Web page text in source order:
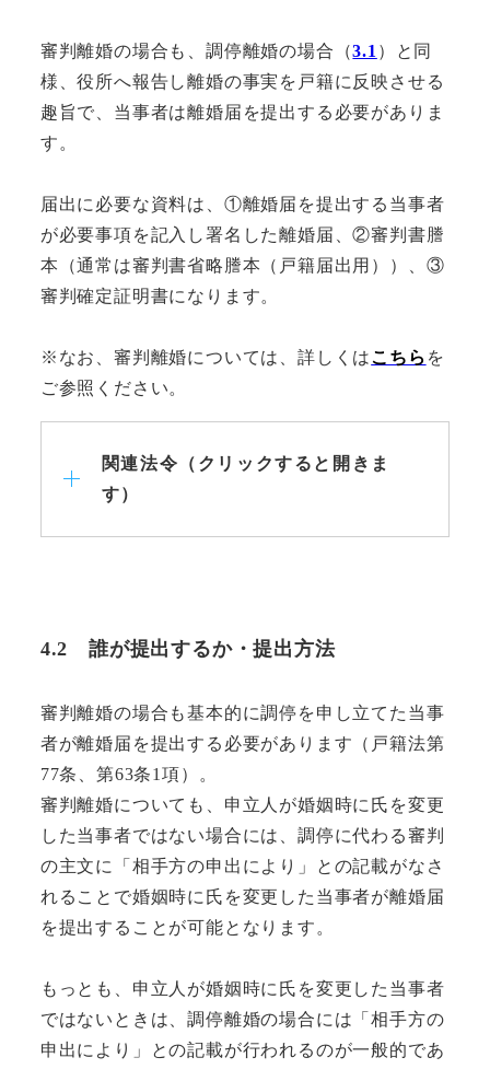
審判離婚の場合も、調停離婚の場合（3.1 ）と同
様、役所へ報告し離婚の事実を戸籍に反映させる
趣旨で、当事者は離婚届を提出する必要がありま
す。
届出に必要な資料は、①離婚届を提出する当事者
が必要事項を記入し署名した離婚届、②審判書謄
本（通常は審判書省略謄本（戸籍届出用））、③
審判確定証明書になります。
※なお、審判離婚については、詳しくはこちら を
ご参照ください。
関連法令（クリックすると開きま
す）
4.2 誰が提出するか・提出方法
審判離婚の場合も基本的に調停を申し立てた当事
者が離婚届を提出する必要があります（戸籍法第
77条、第63条1項）。
審判離婚についても、申立人が婚姻時に氏を変更
した当事者ではない場合には、調停に代わる審判
の主文に「相手方の申出により」との記載がなさ
れることで婚姻時に氏を変更した当事者が離婚届
を提出することが可能となります。
もっとも、申立人が婚姻時に氏を変更した当事者
ではないときは、調停離婚の場合には「相手方の
申出により」との記載が行われるのが一般的であ